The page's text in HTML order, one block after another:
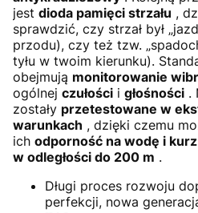
jest dioda pamięci strzału ,
sprawdzić, czy strzał był
przodu), czy też tzw.
tyłu w twoim kierunku).
obejmują monitorowanie
ogólnej czułości i głośności .
zostały przetestowane w
warunkach , dzięki czemu
ich odporność na wodę i kurz
w odległości do 200 m .
Długi proces rozwoju
perfekcji, nowa